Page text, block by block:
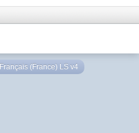
Français (France) LS v4